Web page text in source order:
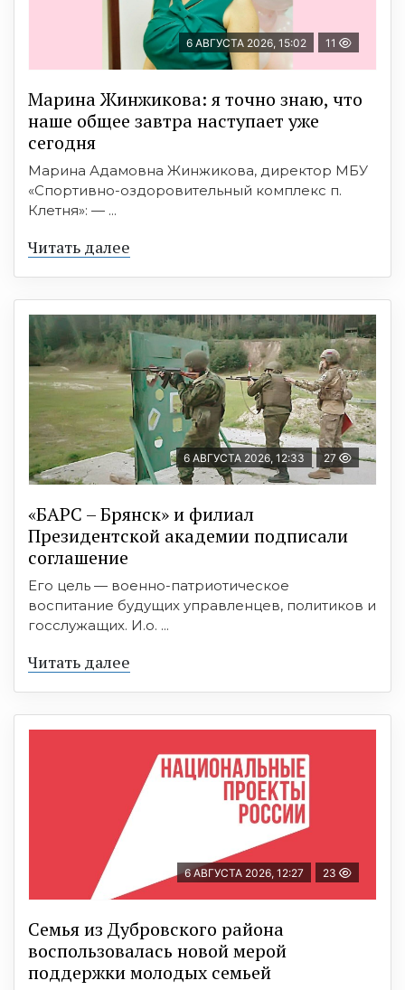
6 АВГУСТА 2026, 15:02 11
Марина Жинжикова: я точно знаю, что
наше общее завтра наступает уже
сегодня
Марина Адамовна Жинжикова, директор МБУ
«Спортивно-оздоровительный комплекс п.
Клетня»: — ...
Читать далее
6 АВГУСТА 2026, 12:33 27
«БАРС – Брянск» и филиал
Президентской академии подписали
соглашение
Его цель — военно-патриотическое
воспитание будущих управленцев, политиков и
госслужащих. И.о. ...
Читать далее
6 АВГУСТА 2026, 12:27 23
Семья из Дубровского района
воспользовалась новой мерой
поддержки молодых семьей